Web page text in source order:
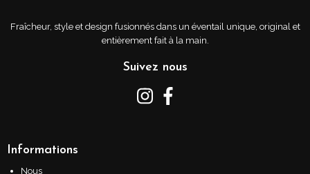
Fraîcheur, style et design fusionnés dans un éventail unique, original et
entièrement fait à la main.
Suivez nous
Informations
Nous